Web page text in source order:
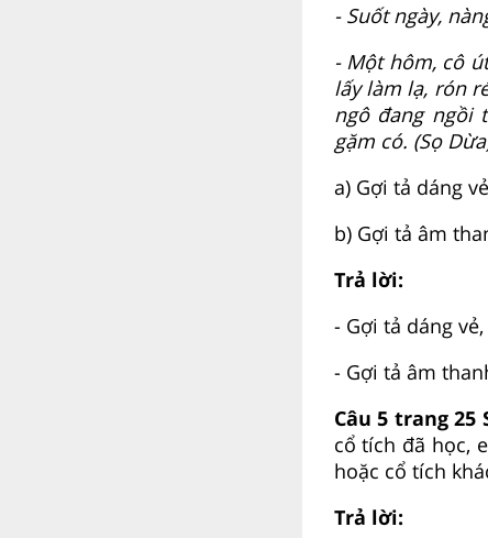
- Suốt ngày,
- Một hôm, cô
lấy làm lạ, rón
ngô đang ngồi
gặm có. (Sọ
a) Gợi tả dáng
b) Gợi tả âm
Trả lời:
- Gợi tả dáng
- Gợi tả âm
Câu 5 trang 25
cổ tích đã học,
hoặc cổ tích
Trả lời: